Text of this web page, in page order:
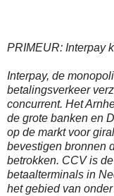
PRIMEUR: Interpay
Interpay, de
betalingsverkeer
concurrent. Het
de grote banken en
op de markt voor
bevestigen bronnen
betrokken. CCV is
betaalterminals in
het gebied van